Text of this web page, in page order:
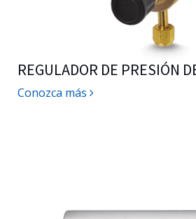
REGULADOR DE PRESIÓN
Conozca más